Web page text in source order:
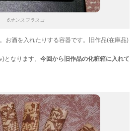
6オンスフラスコ
お酒を入れたりする容器です。旧作品(在庫品)
となります。 今回から旧作品の化粧箱に入れて